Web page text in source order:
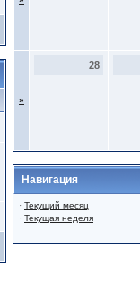
»
28
Навигация
· Текущий месяц
· Текущая неделя